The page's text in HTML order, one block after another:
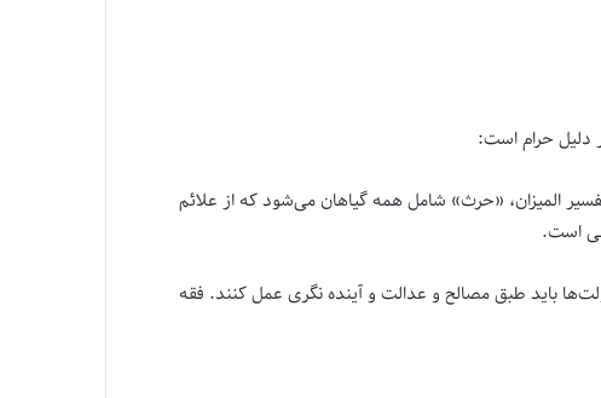
دلیل حرام است:
المیزان، «حرث» شامل همه گیاهان می‌شود که از علائم
است.
باید طبق مصالح و عدالت و آینده نگری عمل کنند. فقه